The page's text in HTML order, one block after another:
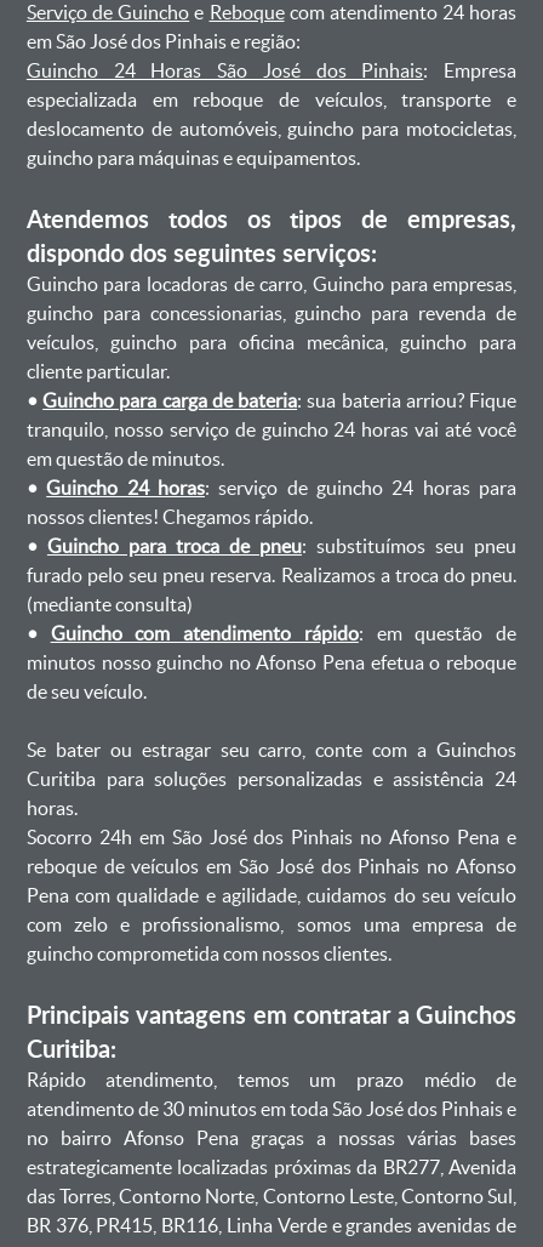
Serviço de Guincho e Reboquecom atendimento 24 horas
em São José dos Pinhais e região:
Guincho 24 Horas São José dos Pinhais: Empresa
especializada em reboque de veículos, transporte e
deslocamento de automóveis, guincho para motocicletas,
guincho para máquinas e equipamentos.
Atendemos todos os tipos de empresas,
dispondo dos seguintes serviços:
Guincho para locadoras de carro, Guincho para empresas,
guincho para concessionarias, guincho para revenda de
veículos, guincho para oficina mecânica, guincho para
cliente particular.
•Guincho para carga de bateria: sua bateria arriou? Fique
tranquilo, nosso serviço de guincho 24 horas vai até você
em questão de minutos.
•Guincho 24 horas: serviço de guincho 24 horas para
nossos clientes! Chegamos rápido.
• Guincho para troca de pneu: substituímos seu pneu
furado pelo seu pneu reserva. Realizamos a troca do pneu.
(mediante consulta)
• Guincho com atendimento rápido: em questão de
minutos nosso guincho no Afonso Pena efetua o reboque
de seu veículo.
Se bater ou estragar seu carro, conte com a Guinchos
Curitiba para soluções personalizadas e assistência 24
horas.
Socorro 24h em São José dos Pinhais no Afonso Pena e
reboque de veículos em São José dos Pinhais no Afonso
Pena com qualidade e agilidade, cuidamos do seu veículo
com zelo e profissionalismo, somos uma empresa de
guincho comprometida com nossos clientes.
Principais vantagens em contratar a Guinchos
Curitiba:
Rápido atendimento, temos um prazo médio de
atendimento de 30 minutos em toda São José dos Pinhais e
no bairro Afonso Pena graças a nossas várias bases
estrategicamente localizadas próximas da BR277, Avenida
das Torres, Contorno Norte, Contorno Leste, Contorno Sul,
BR 376, PR415, BR116, Linha Verde e grandes avenidas de